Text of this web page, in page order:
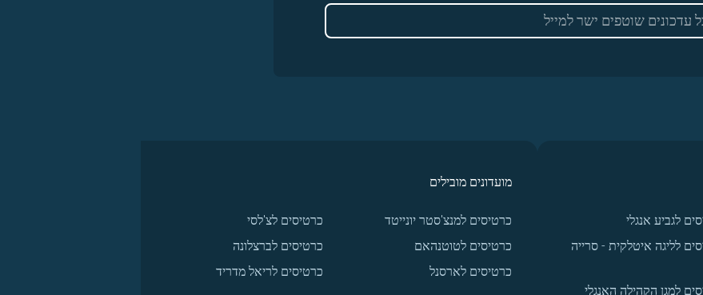
לגביע אנגלי
לליגה איטלקית - סרייה
למגן הקהילה האנגלי
מועדונים מובילים
כרטיסים למנצ'סטר יונייטד
כרטיסים לטוטנהאם
כרטיסים לארסנל
כרטיסים לצ'לסי
כרטיסים לברצלונה
כרטיסים לריאל מדריד